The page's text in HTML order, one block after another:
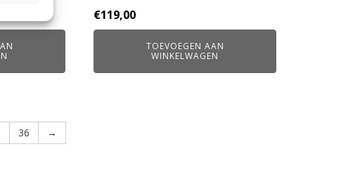
€119,00
TOEVOEGEN AAN
WINKELWAGEN
36 →